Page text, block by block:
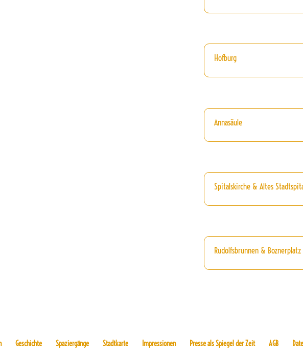
Hofburg
Annasäule
Spitalskirche & Altes
Rudolfsbrunnen & Boznerplatz
Geschichte Spaziergänge Stadtkarte Impressionen Presse als Spiegel der Zeit AGB